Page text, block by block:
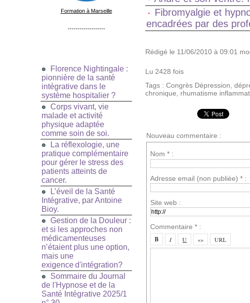
Formation à Marseille
-------------------
Florence Nightingale :
pionnière de la santé
intégrative dans le
système hospitalier ?
Corps vivant, vie
malade et activité
physique adaptée
comme soin de soi.
La réflexologie, une
pratique complémentaire
pour gérer le stress des
patients atteints de
cancer.
L’éveil de la Santé
Intégrative, par Antoine
Bioy.
Gestion de la Douleur :
et si les approches non
médicamenteuses
n’étaient plus une option,
mais une
exigence d'intégration?
Sommaire du Journal
de l'Hypnose et de la
Santé Intégrative 2025/1
Fibromyalgie et
encadrées par des
Rédigé le 11/06/2010 à 09:01
Lu 2428 fois
Tags : Congrès Dépression
chronique
rhumatisme
Nouveau commentaire :
Nom * :
Adresse email (non publiée) * :
Site web :
Commentaire * :